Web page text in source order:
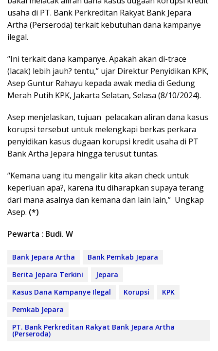
usaha di PT. Bank Perkreditan Rakyat Bank Jepara
Artha (Perseroda) terkait kebutuhan dana kampanye
ilegal.
“Ini terkait dana kampanye. Apakah akan di-trace
(lacak) lebih jauh? tentu,” ujar Direktur Penyidikan KPK,
Asep Guntur Rahayu kepada awak media di Gedung
Merah Putih KPK, Jakarta Selatan, Selasa (8/10/2024).
Asep menjelaskan, tujuan pelacakan aliran dana kasus
korupsi tersebut untuk melengkapi berkas perkara
penyidikan kasus dugaan korupsi kredit usaha di PT
Bank Artha Jepara hingga terusut tuntas.
“Kemana uang itu mengalir kita akan check untuk
keperluan apa?, karena itu diharapkan supaya terang
dari mana asalnya dan kemana dan lain lain,” Ungkap
Asep. (*)
Pewarta : Budi. W
Bank Jepara Artha
Bank Pemkab Jepara
Berita Jepara Terkini
Jepara
Kasus Dana Kampanye Ilegal
Korupsi
KPK
Pemkab Jepara
PT. Bank Perkreditan Rakyat Bank Jepara Artha
(Perseroda)